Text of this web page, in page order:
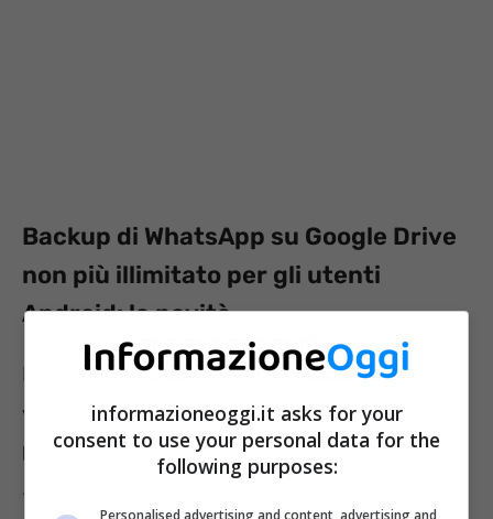
Backup di WhatsApp su Google Drive
non più illimitato per gli utenti
Android: la novità
La notissima app si è aggiornata ancora una
volta e, con l’ultima versione diWhatsApp
Beta, ilbackup su Google Drive– dicevamo
– non sarà più senza limiti. In altre parole, il
informazioneoggi.it asks for your
consent to use your personal data for the
following purposes:
Personalised advertising and content, advertising and